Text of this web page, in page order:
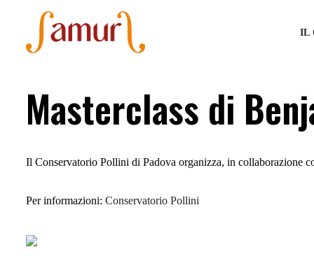
IL
Masterclass di
Il Conservatorio Pollini di Padova organizza, in collaborazione
Per informazioni: Conservatorio Pollini